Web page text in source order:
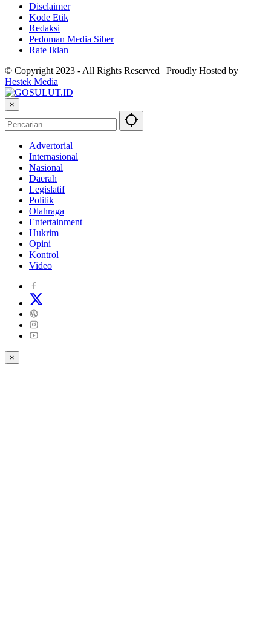
Disclaimer
Kode Etik
Redaksi
Pedoman Media Siber
Rate Iklan
© Copyright 2023 - All Rights Reserved | Proudly Hosted by
Hestek Media
×
Advertorial
Internasional
Nasional
Daerah
Legislatif
Politik
Olahraga
Entertainment
Hukrim
Opini
Kontrol
Video
×